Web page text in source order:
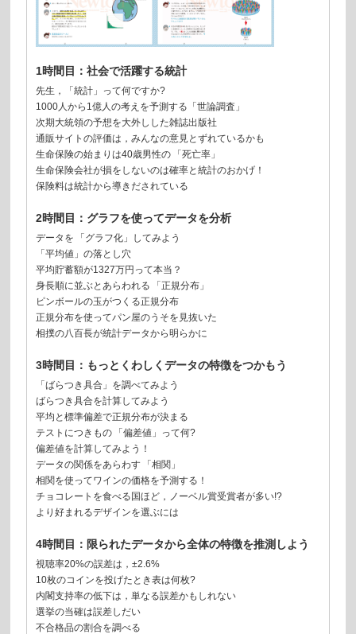
1時間目：社会で活躍する統計
先生，「統計」って何ですか?
1000人から1億人の考えを予測する「世論調査」
次期大統領の予想を大外しした雑誌出版社
通販サイトの評価は，みんなの意見とずれているかも
生命保険の始まりは40歳男性の 「死亡率」
生命保険会社が損をしないのは確率と統計のおかげ！
保険料は統計から導きだされている
2時間目：グラフを使ってデータを分析
データを 「グラフ化」してみよう
「平均値」の落とし穴
平均貯蓄額が1327万円って本当？
身長順に並ぶとあらわれる 「正規分布」
ピンボールの玉がつくる正規分布
正規分布を使ってパン屋のうそを見抜いた
相撲の八百長が統計データから明らかに
3時間目：もっとくわしくデータの特徴をつかもう
「ばらつき具合」を調べてみよう
ばらつき具合を計算してみよう
平均と標準偏差で正規分布が決まる
テストにつきもの 「偏差値」って何?
偏差値を計算してみよう！
データの関係をあらわす 「相関」
相関を使ってワインの価格を予測する！
チョコレートを食べる国ほど，ノーベル賞受賞者が多い!?
より好まれるデザインを選ぶには
4時間目：限られたデータから全体の特徴を推測しよう
視聴率20%の誤差は，±2.6%
10枚のコインを投げたとき表は何枚?
内閣支持率の低下は，単なる誤差かもしれない
選挙の当確は誤差しだい
不合格品の割合を調べる